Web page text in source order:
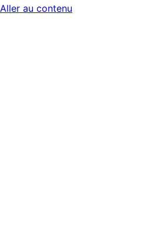
Aller au contenu